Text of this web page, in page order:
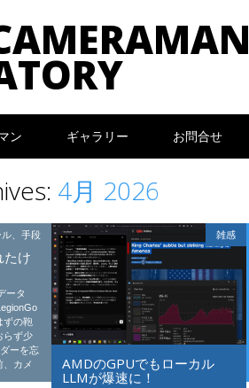
ン ギャラリー お問合せ
4月 2026
、手段
たけ
ータ
ずの鞄
らず少
ーを忘
、カメ
雑感
AMDのGPUでもローカル
LLMが爆速に！